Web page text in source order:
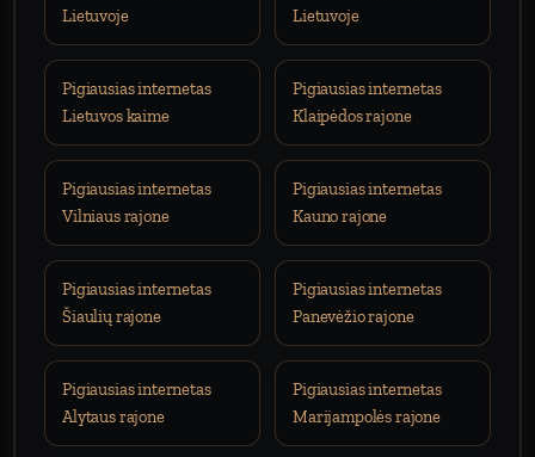
Lietuvoje
Lietuvoje
Pigiausias internetas
Lietuvos kaime
Pigiausias internetas
Klaipėdos rajone
Pigiausias internetas
Vilniaus rajone
Pigiausias internetas
Kauno rajone
Pigiausias internetas
Šiaulių rajone
Pigiausias internetas
Panevėžio rajone
Pigiausias internetas
Alytaus rajone
Pigiausias internetas
Marijampolės rajone